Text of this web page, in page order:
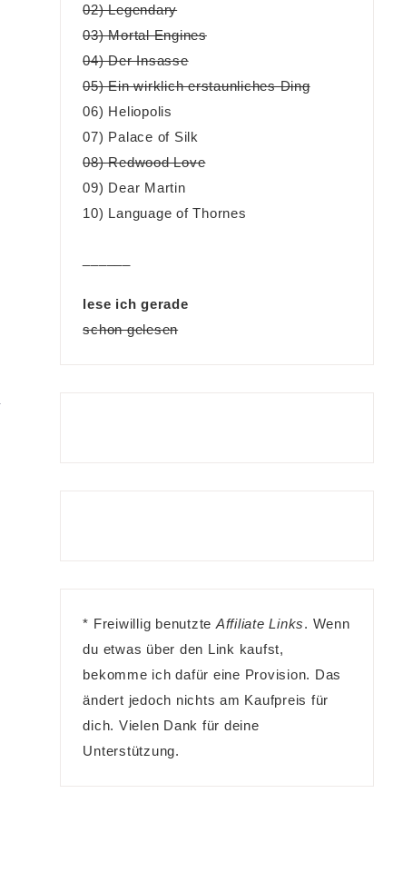
02) Legendary
03) Mortal Engines
04) Der Insasse
05) Ein wirklich erstaunliches Ding
06) Heliopolis
07) Palace of Silk
08) Redwood Love
09) Dear Martin
10) Language of Thornes
lese ich gerade
schon gelesen
* Freiwillig benutzte Affiliate Links. Wenn
du etwas über den Link kaufst,
bekomme ich dafür eine Provision. Das
ändert jedoch nichts am Kaufpreis für
dich. Vielen Dank für deine
Unterstützung.